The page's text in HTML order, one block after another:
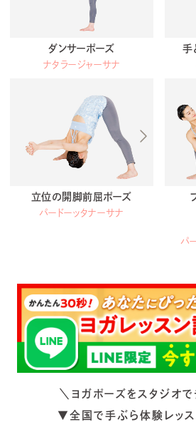
ダンサーポーズ
ナタラージャーサナ
手
立位の開脚前屈ポーズ
パードーッタナーサナ
パ
＼ヨガポーズをスタジオで
▼全国で手ぶら体験レッス